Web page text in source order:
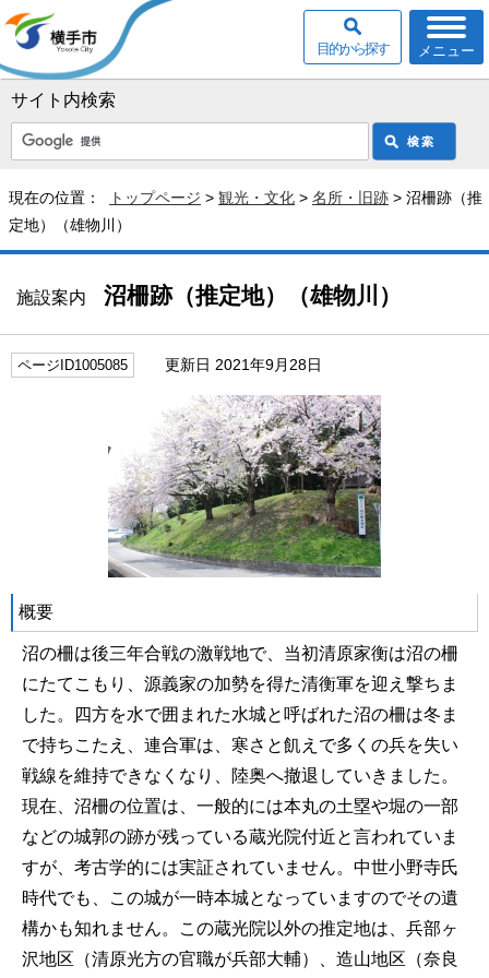
サイト内検索
メニュー
目的から探す
現在の位置： トップページ > 観光・文化 > 名所・旧跡 > 沼柵跡（推
定地）（雄物川）
施設案内 沼柵跡（推定地）（雄物川）
ページID1005085 更新日 2021年9月28日
概要
沼の柵は後三年合戦の激戦地で、当初清原家衡は沼の柵
にたてこもり、源義家の加勢を得た清衡軍を迎え撃ちま
した。四方を水で囲まれた水城と呼ばれた沼の柵は冬ま
で持ちこたえ、連合軍は、寒さと飢えで多くの兵を失い
戦線を維持できなくなり、陸奥へ撤退していきました。
現在、沼柵の位置は、一般的には本丸の土塁や堀の一部
などの城郭の跡が残っている蔵光院付近と言われていま
すが、考古学的には実証されていません。中世小野寺氏
時代でも、この城が一時本城となっていますのでその遺
構かも知れません。この蔵光院以外の推定地は、兵部ヶ
沢地区（清原光方の官職が兵部大輔）、造山地区（奈良